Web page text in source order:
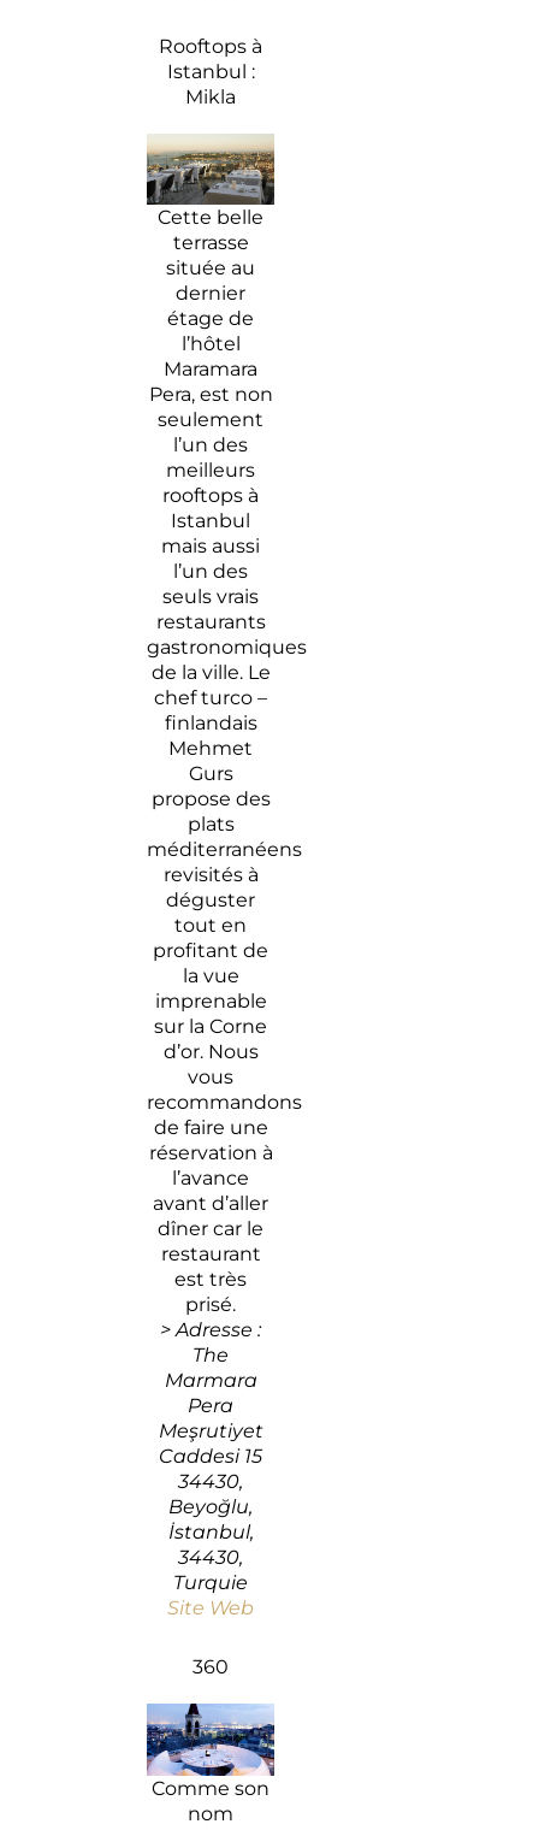
Rooftops à
Istanbul :
Mikla
Cette belle
terrasse
située au
dernier
étage de
l’hôtel
Maramara
Pera, est non
seulement
l’un des
meilleurs
rooftops à
Istanbul
mais aussi
l’un des
seuls vrais
restaurants
gastronomiques
de la ville. Le
chef turco –
finlandais
Mehmet
Gurs
propose des
plats
méditerranéens
revisités à
déguster
tout en
profitant de
la vue
imprenable
sur la Corne
d’or. Nous
vous
recommandons
de faire une
réservation à
l’avance
avant d’aller
dîner car le
restaurant
est très
prisé.
> Adresse :
The
Marmara
Pera
Meşrutiyet
Caddesi 15
34430,
Beyoğlu,
İstanbul,
34430,
Turquie
Site Web
360
Comme son
nom